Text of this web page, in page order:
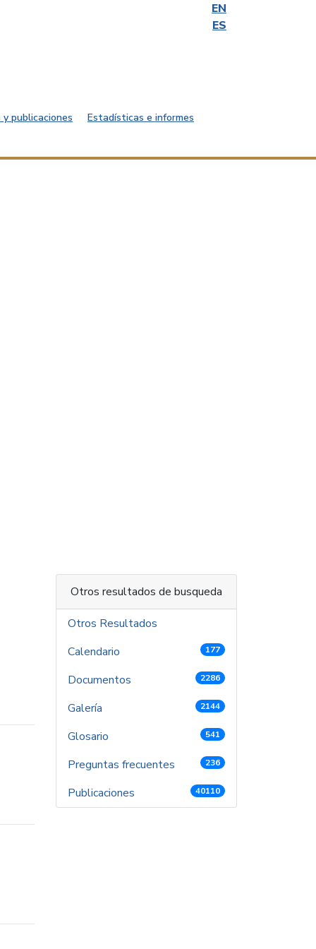
EN
ES
publicaciones Estadísticas e informes
Otros resultados de busqueda
Otros Resultados
Calendario
177
Documentos 2286
Galería 2144
Glosario 541
Preguntas frecuentes 236
Publicaciones 40110